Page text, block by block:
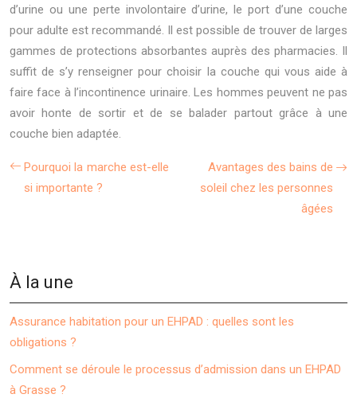
d’urine ou une perte involontaire d’urine, le port d’une couche
pour adulte est recommandé. Il est possible de trouver de larges
gammes de protections absorbantes auprès des pharmacies. Il
suffit de s’y renseigner pour choisir la couche qui vous aide à
faire face à l’incontinence urinaire. Les hommes peuvent ne pas
avoir honte de sortir et de se balader partout grâce à une
couche bien adaptée.
Pourquoi la marche est-elle
si importante ?
Avantages des bains de
soleil chez les personnes
âgées
À la une
Assurance habitation pour un EHPAD : quelles sont les
obligations ?
Comment se déroule le processus d’admission dans un EHPAD
à Grasse ?